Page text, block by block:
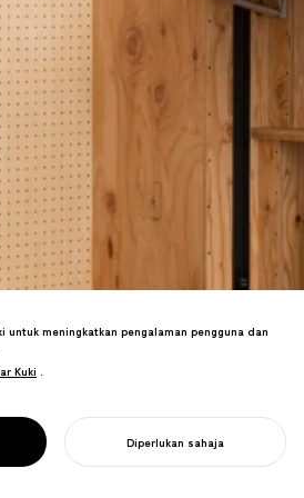
percuma membolehkan pengubahsuaian
kreatif yang fleksibel.
untuk meningkatkan pengalaman pengguna dan
Kuki
Kuki .
Diperlukan sahaja